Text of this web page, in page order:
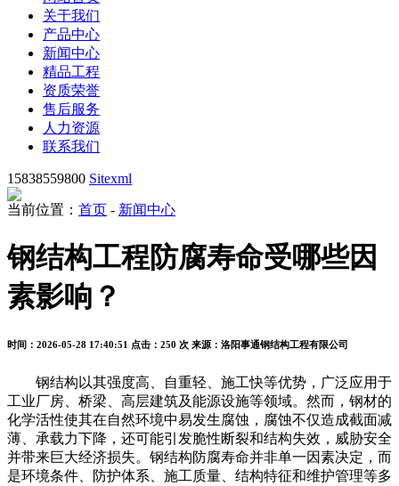
关于我们
产品中心
新闻中心
精品工程
资质荣誉
售后服务
人力资源
联系我们
15838559800 Sitexml
当前位置： 首页 - 新闻中心
钢结构工程防腐寿命受哪些因
素影响？
时间：2026-05-28 17:40:51 点击：250 次 来源：洛阳事通钢结构工程有限公司
钢结构以其强度高、自重轻、施工快等优势，广泛应用于
工业厂房、桥梁、高层建筑及能源设施等领域。然而，钢材的
化学活性使其在自然环境中易发生腐蚀，腐蚀不仅造成截面减
薄、承载力下降，还可能引发脆性断裂和结构失效，威胁安全
并带来巨大经济损失。钢结构防腐寿命并非单一因素决定，而
是环境条件、防护体系、施工质量、结构特征和维护管理等多